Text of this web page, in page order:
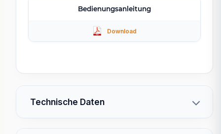
Bedienungsanleitung
Technische Daten